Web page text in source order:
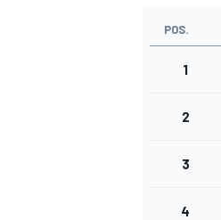
POS.
1
2
3
4